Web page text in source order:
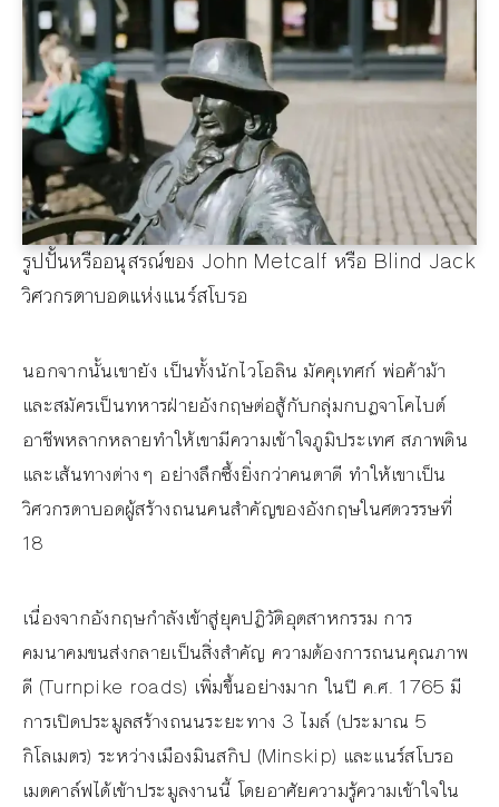
รูปปั้นหรืออนุสรณ์ของ John Metcalf หรือ Blind Jack
วิศวกรตาบอดแห่งแนร์สโบรอ
นอกจากนั้นเขายัง เป็นทั้งนักไวโอลิน มัคคุเทศก์ พ่อค้าม้า
และสมัครเป็นทหารฝ่ายอังกฤษต่อสู้กับกลุ่มกบฏจาโคไบต์
อาชีพหลากหลายทำให้เขามีความเข้าใจภูมิประเทศ สภาพดิน
และเส้นทางต่างๆ อย่างลึกซึ้งยิ่งกว่าคนตาดี ทำให้เขาเป็น
วิศวกรตาบอดผู้สร้างถนนคนสำคัญของอังกฤษในศตวรรษที่
18
เนื่องจากอังกฤษกำลังเข้าสู่ยุคปฏิวัติอุตสาหกรรม การ
คมนาคมขนส่งกลายเป็นสิ่งสำคัญ ความต้องการถนนคุณภาพ
ดี (Turnpike roads) เพิ่มขึ้นอย่างมาก ในปี ค.ศ. 1765 มี
การเปิดประมูลสร้างถนนระยะทาง 3 ไมล์ (ประมาณ 5
กิโลเมตร) ระหว่างเมืองมินสกิป (Minskip) และแนร์สโบรอ
เมตคาล์ฟได้เข้าประมูลงานนี้ โดยอาศัยความรู้ความเข้าใจใน